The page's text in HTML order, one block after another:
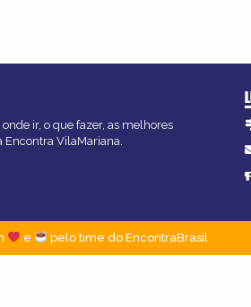
ir, o que fazer, as melhores
VilaMariana.
e pelo time do EncontraBrasil